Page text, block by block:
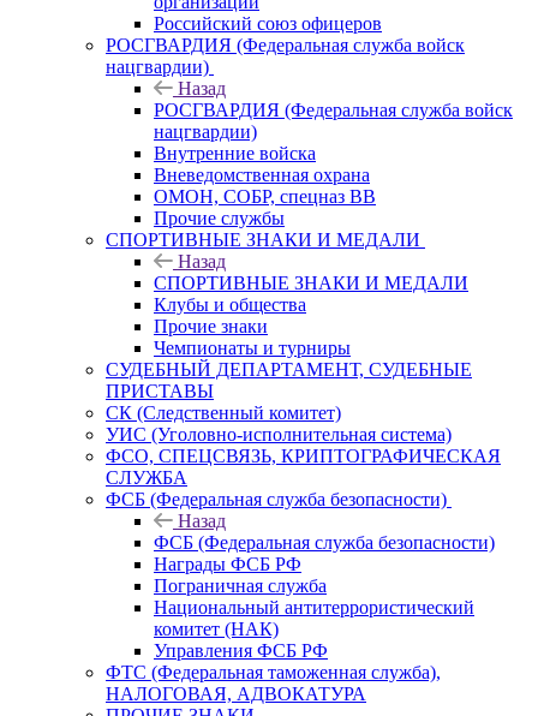
Российский союз офицеров
РОСГВАРДИЯ (Федеральная служба войск
нацгвардии)
Назад
РОСГВАРДИЯ (Федеральная служба войск
нацгвардии)
Внутренние войска
Вневедомственная охрана
ОМОН, СОБР, спецназ ВВ
Прочие службы
СПОРТИВНЫЕ ЗНАКИ И МЕДАЛИ
Назад
СПОРТИВНЫЕ ЗНАКИ И МЕДАЛИ
Клубы и общества
Прочие знаки
Чемпионаты и турниры
СУДЕБНЫЙ ДЕПАРТАМЕНТ, СУДЕБНЫЕ
ПРИСТАВЫ
СК (Следственный комитет)
УИС (Уголовно-исполнительная система)
ФСО, СПЕЦСВЯЗЬ, КРИПТОГРАФИЧЕСКАЯ
СЛУЖБА
ФСБ (Федеральная служба безопасности)
Назад
ФСБ (Федеральная служба безопасности)
Награды ФСБ РФ
Пограничная служба
Национальный антитеррористический
комитет (НАК)
Управления ФСБ РФ
ФТС (Федеральная таможенная служба),
НАЛОГОВАЯ, АДВОКАТУРА